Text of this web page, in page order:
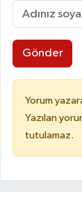
Gönder
Yorum
Yazılan
tutulamaz.